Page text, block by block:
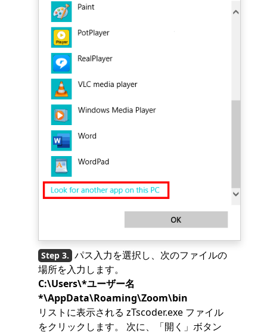
パス入力を選択し、次のファイルの
場所を入力します。
C:\Users\*ユーザー名
*\AppData\Roaming\Zoom\bin
リストに表示される zTscoder.exe ファイル
をクリックします。 次に、「開く」ボタン